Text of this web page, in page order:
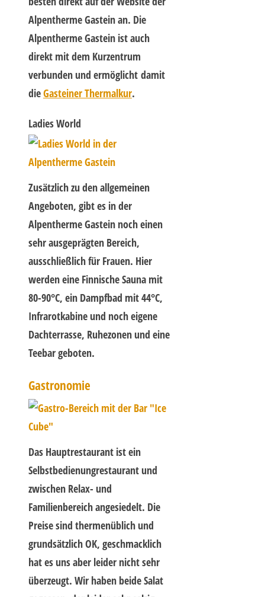
Alpentherme Gastein an. Die
Alpentherme Gastein ist auch
direkt mit dem Kurzentrum
verbunden und ermöglicht damit
dieGasteiner Thermalkur.
Ladies World
Zusätzlich zu den allgemeinen
Angeboten, gibt es in der
Alpentherme Gastein noch einen
sehr ausgeprägten Bereich,
ausschließlich für Frauen. Hier
werden eine Finnische Sauna mit
80-90°C, ein Dampfbad mit 44°C,
Infrarotkabine und noch eigene
Dachterrasse, Ruhezonen und eine
Teebar geboten.
Gastronomie
Das Hauptrestaurant ist ein
Selbstbedienungrestaurant und
zwischen Relax- und
Familienbereich angesiedelt. Die
Preise sind thermenüblich und
grundsätzlich OK, geschmacklich
hat es uns aber leider nicht sehr
überzeugt. Wir haben beide Salat